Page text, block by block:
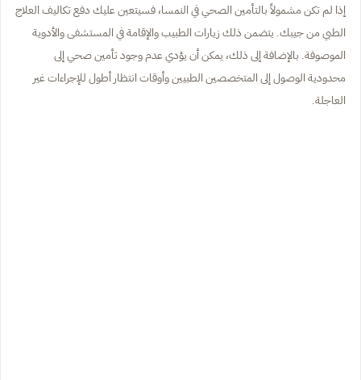
إذا لم تكن مشمولاً بالتأمين الصحي في النمسا، فسيتعين عليك دفع تكاليف العلاج
الطبي من جيبك. يتضمن ذلك زيارات الطبيب والإقامة في المستشفى والأدوية
الموصوفة. بالإضافة إلى ذلك، يمكن أن يؤدي عدم وجود تأمين صحي إلى
محدودية الوصول إلى المتخصصين الطبيين وأوقات انتظار أطول للإجراءات غير
العاجلة.